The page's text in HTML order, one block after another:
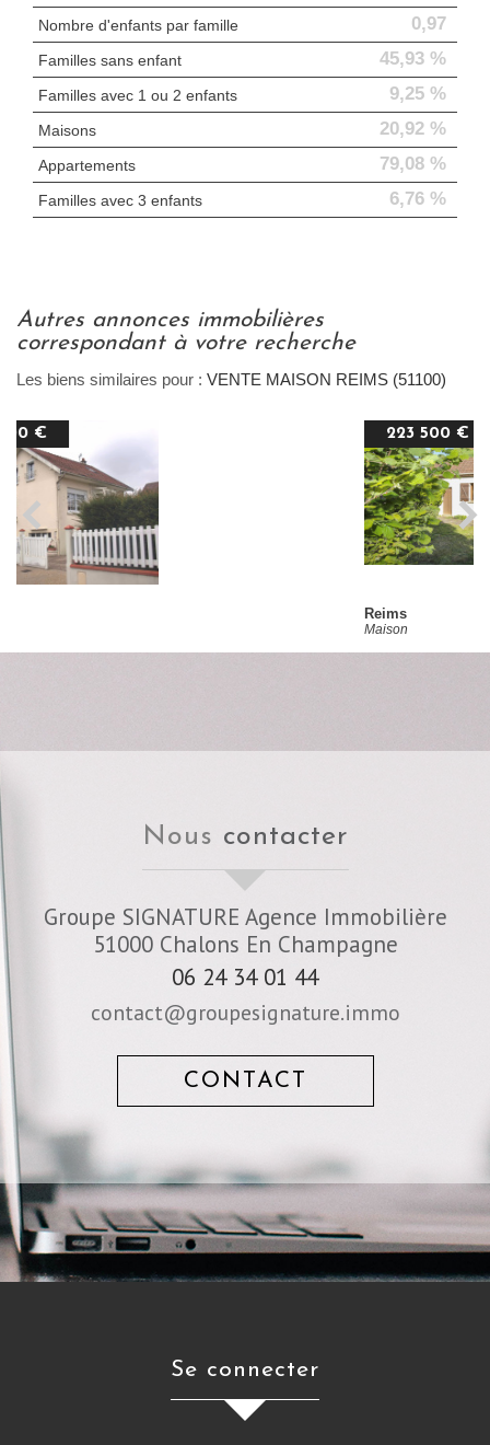
Nombre d'enfants par famille 0,97
Familles sans enfant 45,93 %
Familles avec 1 ou 2 enfants 9,25 %
Maisons 20,92 %
Appartements 79,08 %
Familles avec 3 enfants 6,76 %
autres annonces immobilières
correspondant à votre recherche
Les biens similaires pour : VENTE MAISON REIMS (51100)
nous contacter
Groupe SIGNATURE Agence Immobilière
51000 Chalons En Champagne
06 24 34 01 44
contact@groupesignature.immo
CONTACT
se connecter